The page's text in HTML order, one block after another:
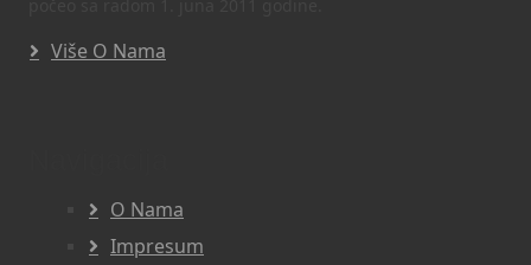
Više O Nama
O Nama
Impresum